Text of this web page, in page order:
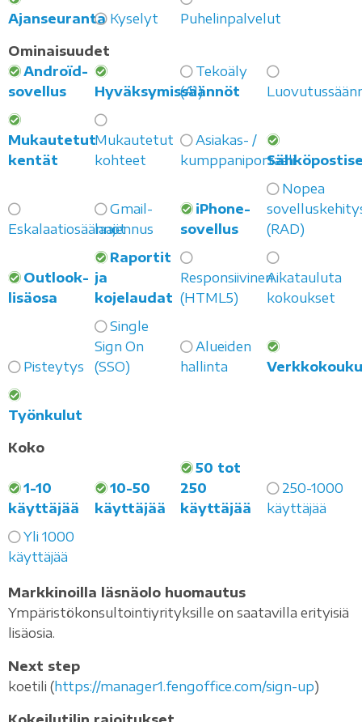
Ajanseuranta Kyselyt
Puhelinpalvelut
Ominaisuudet
Androïd-
sovellus
Hyväksymissäännöt
Tekoäly
(AI)
Mukautetut
kentät
Mukautetut
kohteet
Asiakas- /
kumppaniportaali
Eskalaatiosäännöt
Gmail-
laajennus
iPhone-
sovellus
Nopea
(RAD)
Outlook-
lisäosa
Raportit
ja
kojelaudat
Responsiivinen
(HTML5)
Aikatauluta
kokoukset
Pisteytys
Single
Sign On
(SSO)
Alueiden
hallinta
Työnkulut
Koko
1-10
käyttäjää
10-50
käyttäjää
50 tot
250
käyttäjää
250-1000
käyttäjää
Yli 1000
käyttäjää
Markkinoilla läsnäolo huomautus
Ympäristökonsultointiyrityksille on saatavilla erityisiä
lisäosia.
Next step
koetili (https://manager1.fengoffice.com/sign-up)